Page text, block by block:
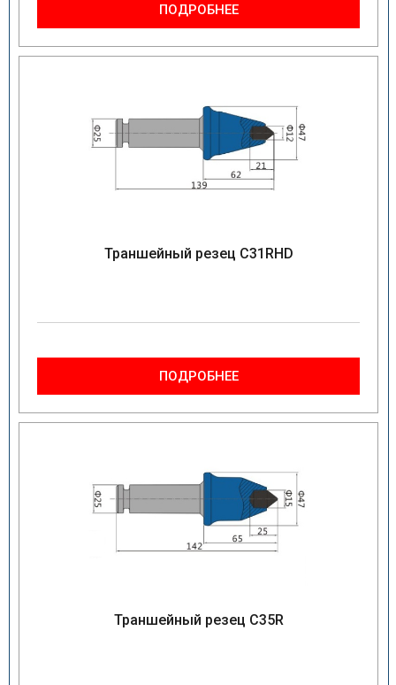
ПОДРОБНЕЕ
Траншейный резец C31RHD
ПОДРОБНЕЕ
Траншейный резец C35R